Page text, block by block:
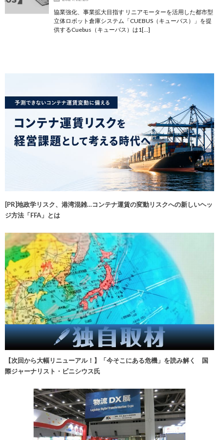
協業強化、事業拡大目指す リニアモーターを活用した都市型
立体ロボット倉庫システム「CUEBUS（キューバス）」を提
供するCuebus（キューバス）は1[…]
[PR]地政学リスク、港湾混雑…コンテナ運賃の変動リスクへの新しいヘッ
ジ方法「FFA」とは
【次回から大幅リニューアル！】「今そこにある危機」を読み解く 国
際ジャーナリスト・ビニシウス氏